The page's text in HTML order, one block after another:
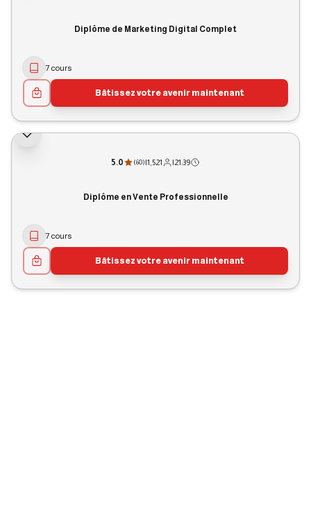
Diplôme de Marketing Digital Complet
7 cours
Bâtissez votre avenir maintenant
5.0 (60)|1,521 |21:39
Diplôme en Vente Professionnelle
7 cours
Bâtissez votre avenir maintenant